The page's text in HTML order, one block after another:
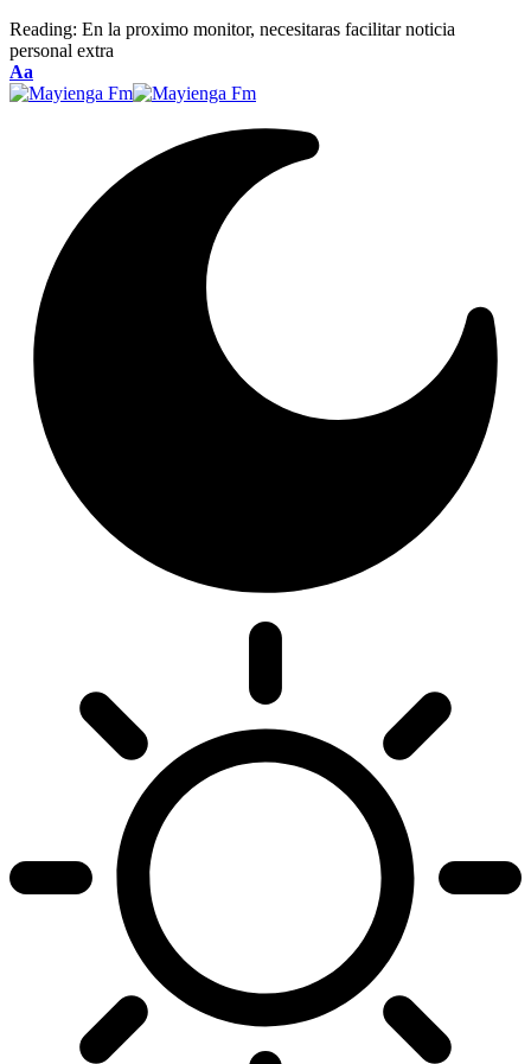
Reading: En la proximo monitor, necesitaras facilitar noticia
personal extra
Font
Resizer
Aa